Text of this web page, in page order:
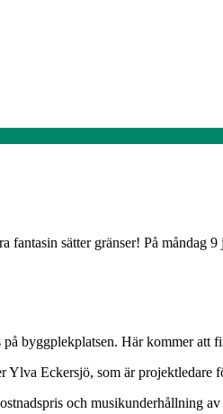
sätter gränser! På
byggplekplatsen. Här kommer
Ylva Eckersjö, som är projektledare
och musikunderhållning